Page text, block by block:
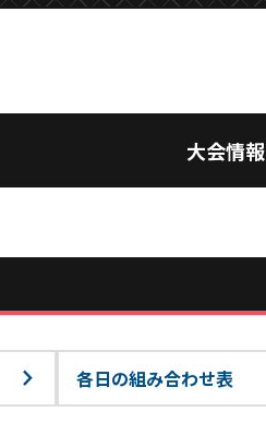
大会情報
各日の組み合わせ表